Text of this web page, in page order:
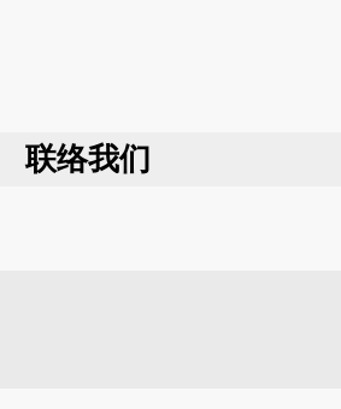
联络我们